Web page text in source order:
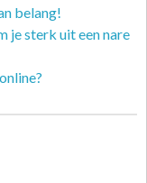
belang!
je sterk uit een nare